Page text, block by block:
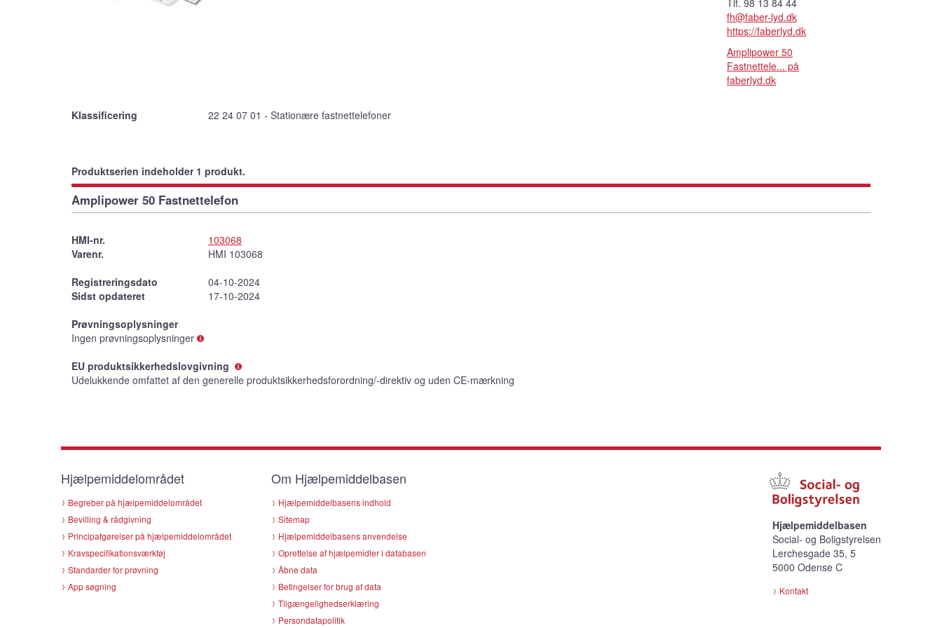
fh@faber-lyd.dk
https://faberlyd.dk
Amplipower 50
Fastnettele... på
faberlyd.dk
Klassificering 22 24 07 01 - Stationære fastnettelefoner
Produktserien indeholder 1 produkt.
Amplipower 50 Fastnettelefon
HMI-nr.
103068
Varenr.
HMI 103068
Registreringsdato
04-10-2024
Sidst opdateret
17-10-2024
Prøvningsoplysninger
Ingen prøvningsoplysninger
EU produktsikkerhedslovgivning
Udelukkende omfattet af den generelle produktsikkerhedsforordning/-direktiv og uden CE-mærkning
Hjælpemiddelområdet
Begreber på hjælpemiddelområdet
Bevilling & rådgivning
Principafgørelser på hjælpemiddelområdet
Kravspecifikationsværktøj
Standarder for prøvning
App søgning
Om Hjælpemiddelbasen
Hjælpemiddelbasens indhold
Sitemap
Hjælpemiddelbasens anvendelse
Oprettelse af hjælpemidler i databasen
Åbne data
Betingelser for brug af data
Tilgængelighedserklæring
Persondatapolitik
Hjælpemiddelbasen
Social- og Boligstyrelsen
Lerchesgade 35, 5
5000 Odense C
Kontakt